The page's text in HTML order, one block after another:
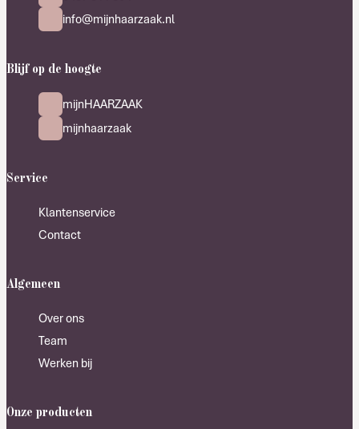
info@mijnhaarzaak.nl
Blijf op de hoogte
mijnHAARZAAK
mijnhaarzaak
Service
Klantenservice
Contact
Algemeen
Over ons
Team
Werken bij
Onze producten